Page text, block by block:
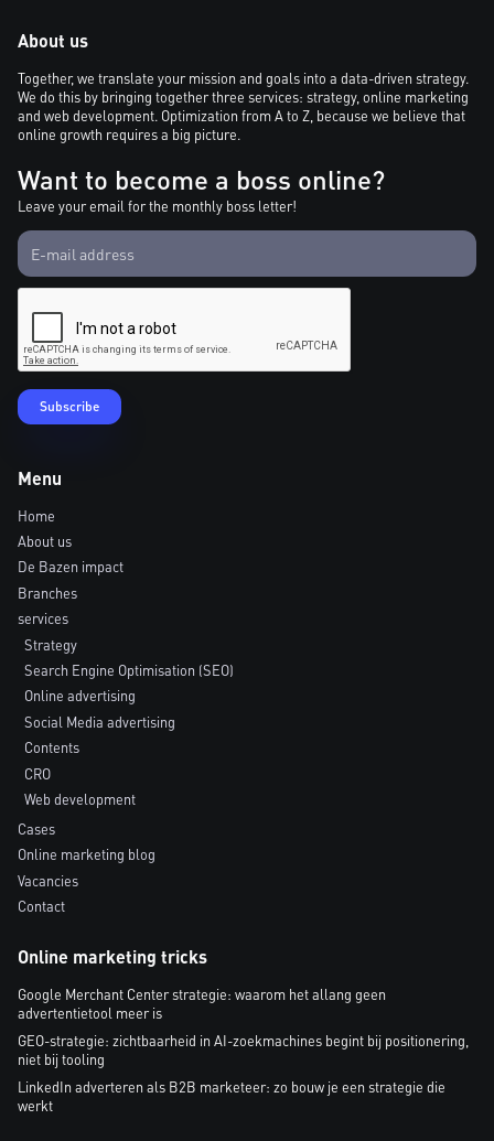
About us
Together, we translate your mission and goals into a data-driven strategy.
We do this by bringing together three services: strategy, online marketing
and web development. Optimization from A to Z, because we believe that
online growth requires a big picture.
Want to become a boss online?
Leave your email for the monthly boss letter!
Menu
Home
About us
De Bazen impact
Branches
services
Strategy
Search Engine Optimisation (SEO)
Online advertising
Social Media advertising
Contents
CRO
Web development
Cases
Online marketing blog
Vacancies
Contact
Online marketing tricks
Google Merchant Center strategie: waarom het allang geen
advertentietool meer is
GEO-strategie: zichtbaarheid in AI-zoekmachines begint bij positionering,
niet bij tooling
LinkedIn adverteren als B2B marketeer: zo bouw je een strategie die
werkt